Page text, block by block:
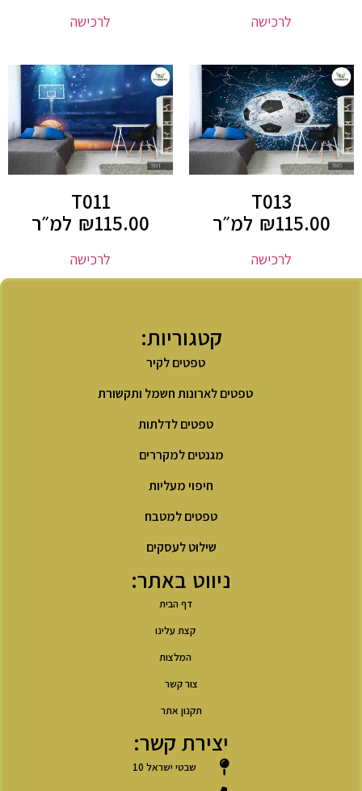
לרכישה לרכישה
T013
₪115.00 למ״ר
לרכישה
T011
₪115.00 למ״ר
לרכישה
קטגוריות:
טפטים לקיר
טפטים לארונות חשמל ותקשורת
טפטים לדלתות
מגנטים למקררים
חיפוי מעליות
טפטים למטבח
שילוט לעסקים
ניווט באתר:
דף הבית
קצת עלינו
המלצות
צור קשר
תקנון אתר
יצירת קשר:
שבטי ישראל 10